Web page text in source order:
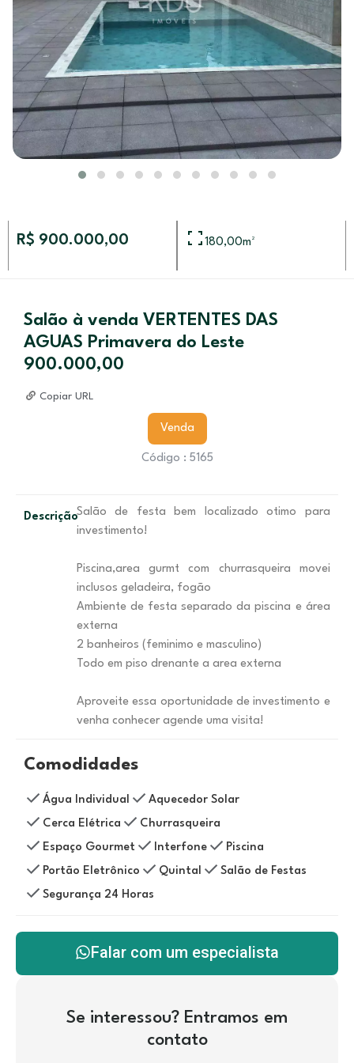
R$ 900.000,00 180,00m²
Salão à venda VERTENTES DAS
AGUAS Primavera do Leste
900.000,00
Copiar URL
Venda
Código : 5165
DescriçãoSalão de festa bem localizado otimo para
investimento!
Piscina,area gurmt com churrasqueira movei
inclusos geladeira, fogão
Ambiente de festa separado da piscina e área
externa
2 banheiros (feminimo e masculino)
Todo em piso drenante a area externa
Aproveite essa oportunidade de investimento e
venha conhecer agende uma visita!
Comodidades
Água Individual
Aquecedor Solar
Cerca Elétrica
Churrasqueira
Espaço Gourmet
Interfone
Piscina
Portão Eletrônico
Quintal
Salão de Festas
Segurança 24 Horas
Falar com um especialista
Se interessou? Entramos em
contato